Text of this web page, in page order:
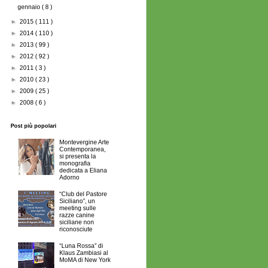
gennaio( 8 )
► 2015 ( 111 )
► 2014 ( 110 )
► 2013 ( 99 )
► 2012 ( 92 )
► 2011 ( 3 )
► 2010 ( 23 )
► 2009 ( 25 )
► 2008 ( 6 )
Post più popolari
Montevergine Arte
Contemporanea,
si presenta la
monografia
dedicata a Eliana
Adorno
“Club del Pastore
Siciliano”, un
meeting sulle
razze canine
siciliane non
riconosciute
“Luna Rossa” di
Klaus Zambiasi al
MoMA di New York